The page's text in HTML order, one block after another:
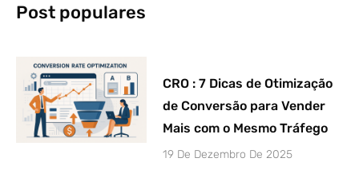
Post populares
CRO : 7 Dicas de Otimização
de Conversão para Vender
Mais com o Mesmo Tráfego
19 De Dezembro De 2025